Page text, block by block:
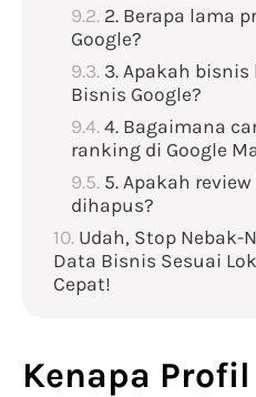
2. Berapa lama
Google?
3. Apakah
Bisnis Google?
4. Bagaimana
ranking di Google
5. Apakah
dihapus?
Udah, Stop Nebak-
Data Bisnis Sesuai
Cepat!
Kenapa